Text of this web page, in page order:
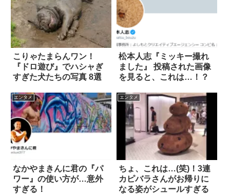
こりゃたまらんワン！
『ドロ遊び』でハシャぎ
すぎた犬たちの写真 8選
松本人志『ミッキー撮れ
ました』 投稿された画像
を見ると、これは…！？
エンタメ
なかやまきんに君の『パ
ワー』の使い方が…意外
すぎる！
エンタメ
ちょ、これは…(笑)！3連
カピバラさんがお帰りに
なる姿がシュールすぎる